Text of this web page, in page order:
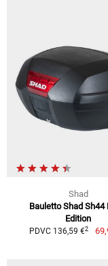
Shad
Bauletto Shad Sh44
Edition
PDVC 136,59 €2